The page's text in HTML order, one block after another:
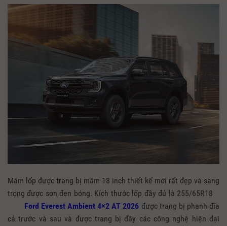
Mâm lốp được trang bị mâm 18 inch thiết kế mới rất đẹp và sang
trọng được sơn đen bóng. Kích thước lốp đầy đủ là 255/65R18
Ford Everest Ambient 4×2 AT 2026 được trang bị phanh đĩa
cả trước và sau và được trang bị đầy các công nghệ hiện đại